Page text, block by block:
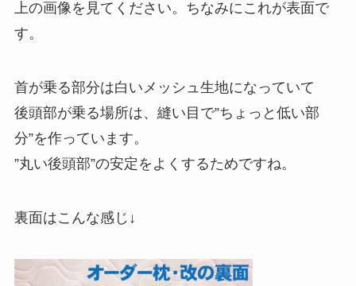
上の画像を見てください。ちなみにこれが表面で
す。
首が乗る部分は白いメッシュ生地になっていて
後頭部が乗る場所は、縫い目で”ちょっと低い部
分”を作っています。
”丸い後頭部”の安定をよくするためですね。
裏面はこんな感じ↓